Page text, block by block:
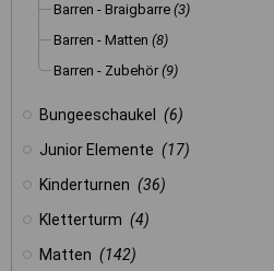
Barren - Braigbarre (3)
Barren - Matten (8)
Barren - Zubehör (9)
Bungeeschaukel
(6)
Junior Elemente (17)
Kinderturnen (36)
Kletterturm (4)
Matten (142)